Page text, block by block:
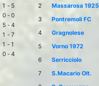
1 - 5
0 - 0
5 - 4
1 - 7
1 - 1
0 - 4
2
Massarosa 1925
3
Pontremoli FC
4
Gragnolese
5
Vorno 1972
6
Serricciolo
7
S.Macario Olt.